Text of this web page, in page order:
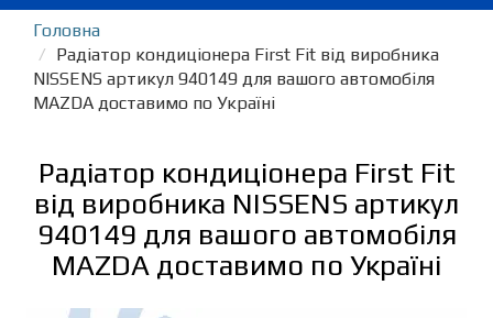
Головна
Радіатор кондиціонера First Fit від виробника
NISSENS артикул 940149 для вашого автомобіля
MAZDA доставимо по Україні
Радіатор кондиціонера First Fit
від виробника NISSENS артикул
940149 для вашого автомобіля
MAZDA доставимо по Україні